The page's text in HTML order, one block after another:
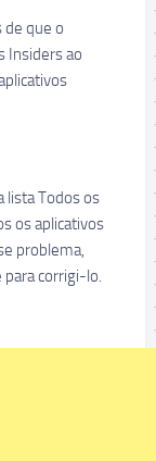
de que o
Insiders ao
lista Todos os
os aplicativos
problema,
corrigi-lo.